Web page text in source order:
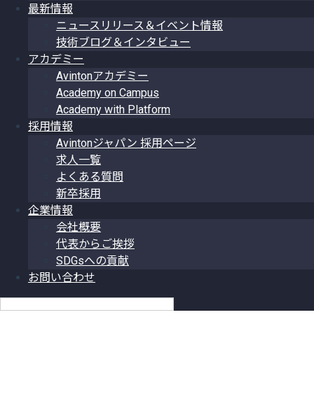
最新情報
ニュースリリース＆イベント情報
技術ブログ＆インタビュー
アカデミー
Avintonアカデミー
Academy on Campus
Academy with Platform
採用情報
Avintonジャパン 採用ページ
求人一覧
よくある質問
新卒採用
企業情報
会社概要
代表からご挨拶
SDGsへの貢献
お問い合わせ